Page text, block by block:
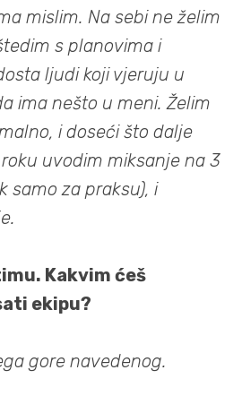
mislim. Na sebi ne želim
s planovima i
ljudi koji vjeruju u
ima nešto u meni. Želim
i doseći što dalje
uvodim miksanje na 3
samo za praksu), i
Kakvim ćeš
ekipu?
gore navedenog.